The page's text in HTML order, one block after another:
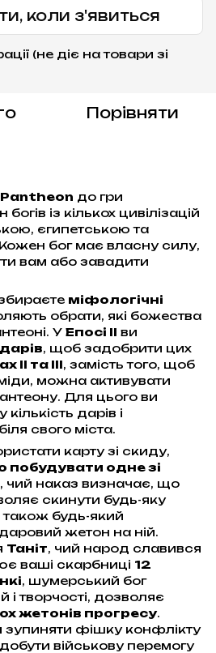
коли з'явиться
(не діє на товари зі
Порівняти
Pantheon до гри
із кількох цивілізацій
єгипетською та
бог має власну силу,
вам або завадити
міфологічні
обрати, які божества
У Епосі II ви
, щоб задобрити цих
II та III, замість того, щоб
можна активувати
Для цього ви
дарів і
свого міста.
карту зі скиду,
побудувати одне зі
, чий наказ визначає, що
скинути будь-яку
також будь-який
жетон на ній.
Таніт, чий народ славився
ваші скарбниці 12
, шумерський бог
і творчості, дозволяє
жетонів прогресу.
зупиняти фішку конфлікту
військову перемогу